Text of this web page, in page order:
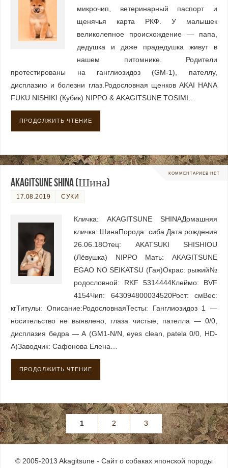
микрочип, ветеринарный паспорт и
щенячья карта РКФ. У малышек
великолепное происхождение — папа,
дедушка и даже прадедушка живут в
нашем питомнике. Родители
протестированы на ганглиозидоз (GM-1), пателлу,
дисплазию и болезни глаз.Родословная щенков AKAI HANA
FUKU NISHIKI (Кубик) NIPPO & AKAGITSUNE TOSIMI…
ПРОДОЛЖИТЬ ЧТЕНИЕ
КОММЕНТАРИЕВ НЕТ
AKAGITSUNE SHINA (Шина)
17.08.2019 СУКИ
Кличка: AKAGITSUNE SHINAДомашняя
кличка: ШинаПорода: сиба Дата рождения
26.06.18Отец: AKATSUKI SHISHIOU
(Лёвушка) NIPPO Мать: AKAGITSUNE
EGAO NO SEIKATSU (Гая)Окрас: рыжий№
родословной: RKF 5314444Клеймо: BVF
4154Чип: 643094800034520Рост: смВес:
кгТитулы: Описание:РодословнаяТесты: Ганглиозидоз 1 —
носительство не выявлено, глаза чистые, пателла — 0/0,
дисплазия бедра — А (GM1-N/N, eyes clean, patela 0/0, HD-
A)Заводчик: Сафонова Елена…
ПРОДОЛЖИТЬ ЧТЕНИЕ
1 2 3
© 2005-2013 Akagitsune - Сайт о собаках японской породы